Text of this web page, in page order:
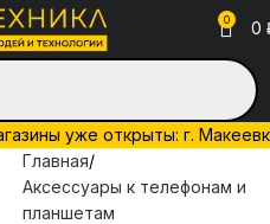
уже открыты: г.
0 0
Главная
Аксессуары к телефонам и
планшетам